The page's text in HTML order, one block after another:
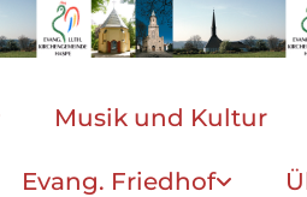
Musik und Kultur
Evang. Friedhof